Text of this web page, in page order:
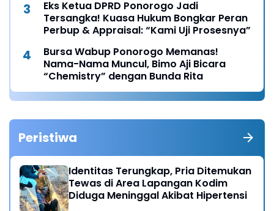
Eks Ketua DPRD Ponorogo Jadi
Tersangka! Kuasa Hukum Bongkar Peran
Perbup & Appraisal: “Kami Uji Prosesnya”
Bursa Wabup Ponorogo Memanas!
Nama-Nama Muncul, Bimo Aji Bicara
“Chemistry” dengan Bunda Rita
Peristiwa
Identitas Terungkap, Pria Ditemukan
Tewas di Area Lapangan Kodim
Diduga Meninggal Akibat Hipertensi